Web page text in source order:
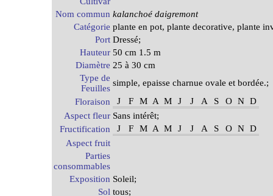
Nom commun kalanchoé daigremont
Catégorie plante en pot, plante decorative, plante
Port Dressé;
Hauteur 50 cm 1.5 m
Diamètre 25 à 30 cm
Type de
Feuilles
simple, epaisse charnue ovale et bordée.;
Floraison
J F M A M J J A S O N D
Aspect fleur Sans intérêt;
Fructification
J F M A M J J A S O N D
Aspect fruit
Parties
consommables
Exposition Soleil;
Sol tous;